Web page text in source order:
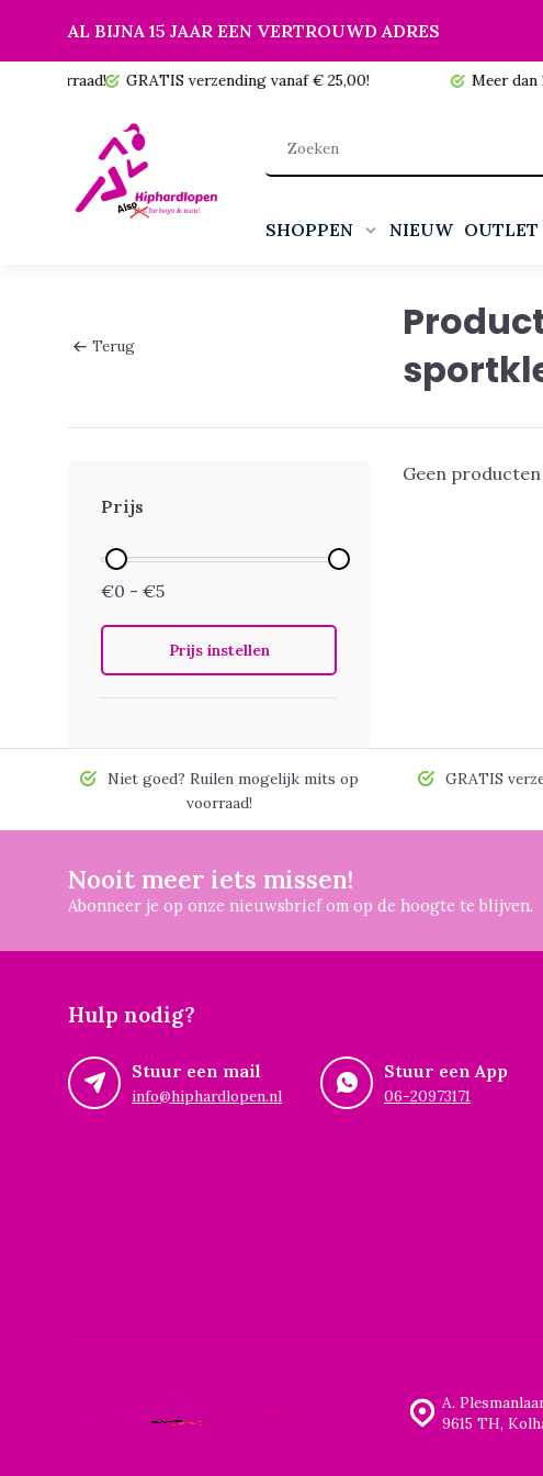
AL BIJNA 15 JAAR EEN VERTROUWD ADRES
GRATIS verzending vanaf € 25,00! Meer dan 10
SHOPPEN NIEUW OUTLET
Terug
Prijs
€0 - €5
Prijs instellen
Geen
Niet goed? Ruilen mogelijk mits op
voorraad!
GRATIS
Nooit meer iets missen!
Abonneer je op onze nieuwsbrief om op de hoogte te blijven.
Hulp nodig?
Stuur een mail
info@hiphardlopen.nl
Stuur een App
06-20973171
A.
9615 TH,